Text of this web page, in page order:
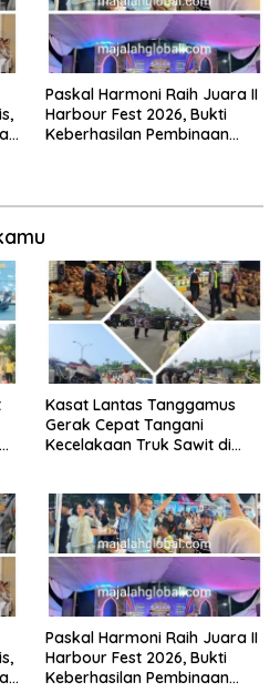
Paskal Harmoni Raih Juara II
Harbour Fest 2026, Bukti
Keberhasilan Pembinaan
Kasat Lantas Tanggamus
Gerak Cepat Tangani
Kecelakaan Truk Sawit di
Paskal Harmoni Raih Juara II
Harbour Fest 2026, Bukti
Keberhasilan Pembinaan